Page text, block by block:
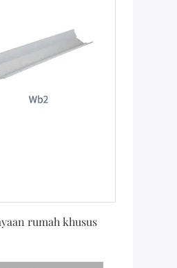
rumah khusus